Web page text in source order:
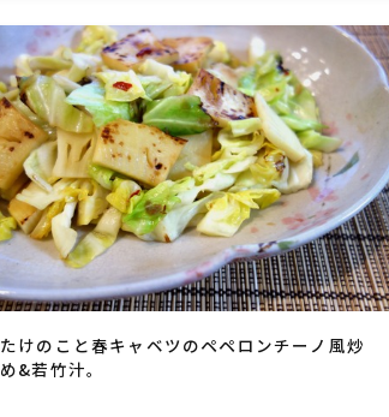
もやし・豆苗・たけ
山菜料理
洋菓子 (焼き菓子)
洋菓子 (冷菓)
洋菓子 (その他)
たけのこと春キャベツのペペロンチーノ風炒
め&若竹汁。